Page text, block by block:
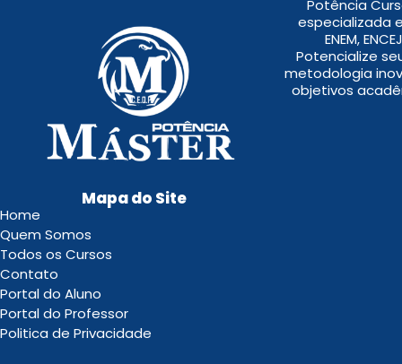
Potência
especializada
ENEM,
Potencialize
metodologia
objetivos
Mapa do Site
Home
Quem Somos
Todos os Cursos
Contato
Portal do Aluno
Portal do Professor
Politica de Privacidade